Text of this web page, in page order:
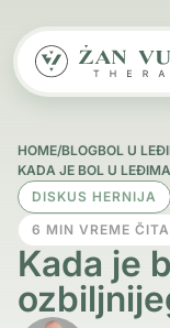
HOME/BLOGBOL U
KADA JE BOL U
DISKUS HERNIJA
6 MIN VREME
Kada je